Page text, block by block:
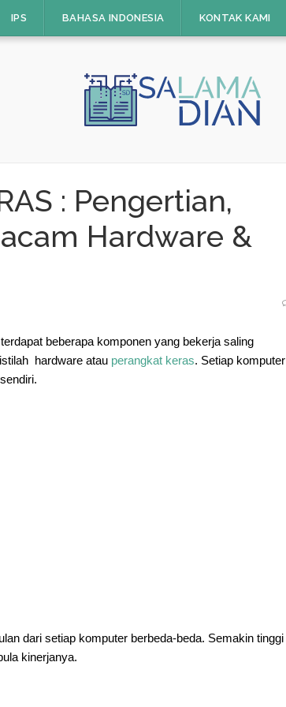
IPS BAHASA INDONESIA KONTAK KAMI
: Pengertian,
Hardware &
beberapa komponen yang bekerja saling
hardware atau perangkat keras. Setiap komputer
dari setiap komputer berbeda-beda. Semakin tinggi
kinerjanya.